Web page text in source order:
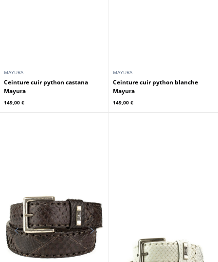
MAYURA
Ceinture cuir python castana
Mayura
149,00 €
MAYURA
Ceinture cuir python blanche
Mayura
149,00 €